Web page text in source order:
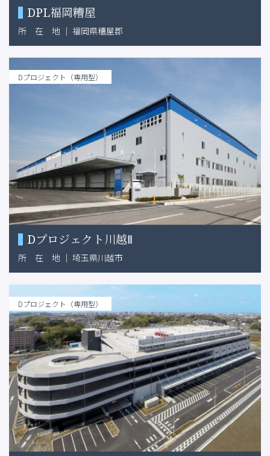
DPL福岡糟屋
所 在 地 ｜ 福岡県糟屋郡
Dプロジェクト（専用型）
Dプロジェクト川越Ⅱ
所 在 地 ｜ 埼玉県川越市
Dプロジェクト（専用型）